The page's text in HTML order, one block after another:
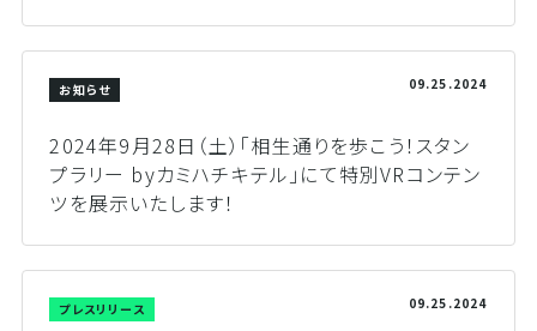
お知らせ 09.25.2024
2024年9月28日（土）「相生通りを歩こう！スタン
プラリー byカミハチキテル」にて特別VRコンテン
ツを展示いたします！
プレスリリース 09.25.2024